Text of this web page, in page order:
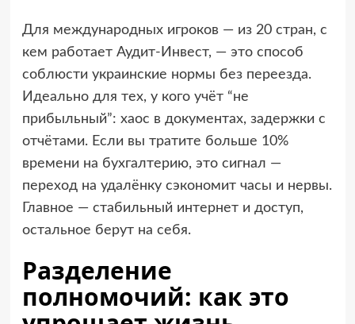
Для международных игроков — из 20 стран, с
кем работает Аудит-Инвест, — это способ
соблюсти украинские нормы без переезда.
Идеально для тех, у кого учёт “не
прибыльный”: хаос в документах, задержки с
отчётами. Если вы тратите больше 10%
времени на бухгалтерию, это сигнал —
переход на удалёнку сэкономит часы и нервы.
Главное — стабильный интернет и доступ,
остальное берут на себя.
Разделение
полномочий: как это